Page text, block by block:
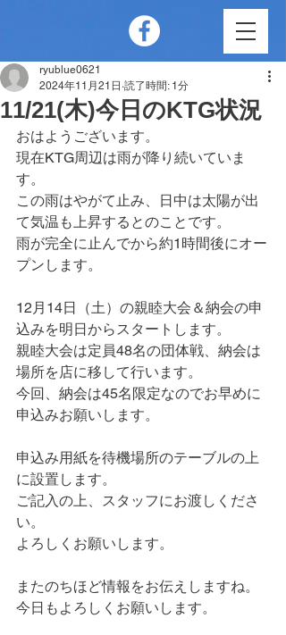
11/21(木)今日のKTG状況
ryublue0621
2024年11月21日 読了時間: 1分
おはようございます。
現在KTG周辺は雨が降り続いていま
す。
この雨はやがて止み、日中は太陽が出
て気温も上昇するとのことです。
雨が完全に止んでから約1時間後にオー
プンします。
12月14日（土）の親睦大会＆納会の申
込みを明日からスタートします。
親睦大会は定員48名の団体戦、納会は
場所を店に移して行います。
今回、納会は45名限定なのでお早めに
申込みお願いします。
申込み用紙を待機場所のテーブルの上
に設置します。
ご記入の上、スタッフにお渡しくださ
い。
よろしくお願いします。
またのちほど情報をお伝えしますね。
今日もよろしくお願いします。